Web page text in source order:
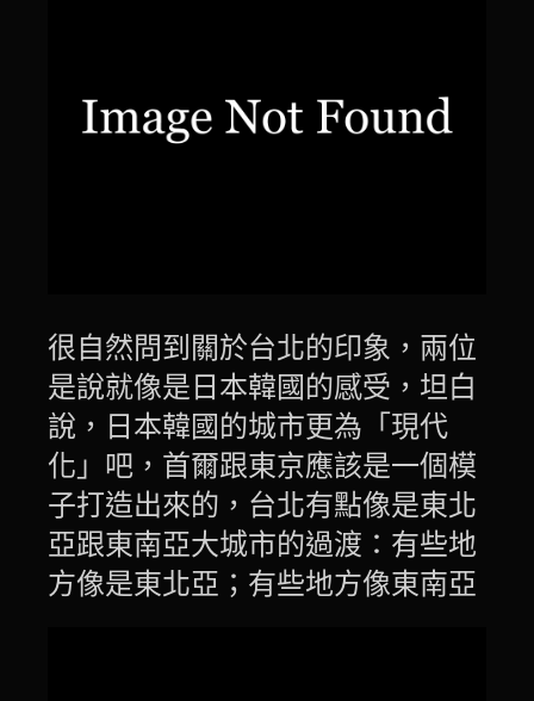
很自然問到關於台北的印象，兩位
是說就像是日本韓國的感受，坦白
說，日本韓國的城市更為「現代
化」吧，首爾跟東京應該是一個模
子打造出來的，台北有點像是東北
亞跟東南亞大城市的過渡：有些地
方像是東北亞；有些地方像東南亞